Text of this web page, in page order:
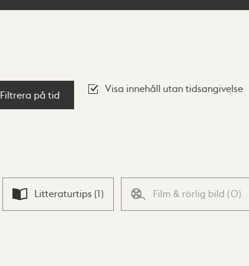
Filtrera på tid
Visa innehåll utan tidsangivelse
Litteraturtips (1) Film & rörlig bild (0)